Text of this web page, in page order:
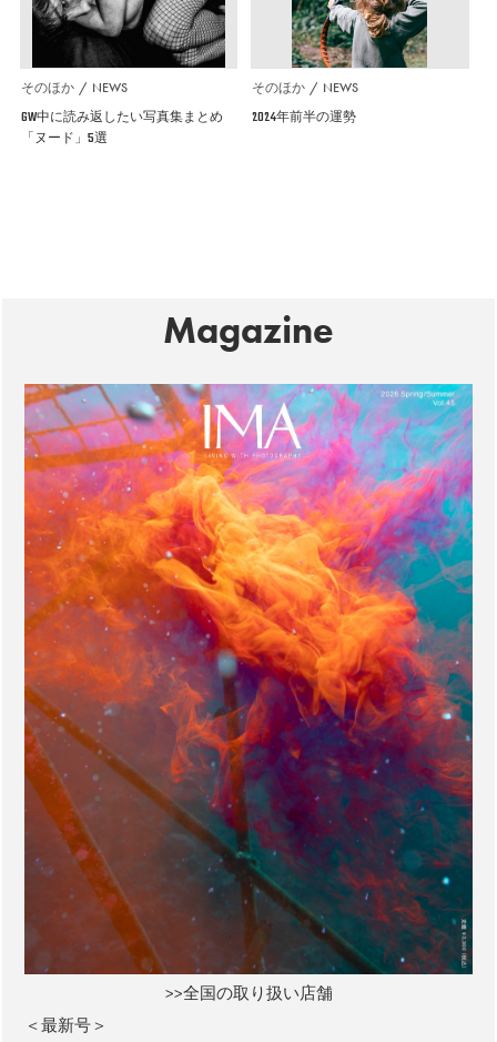
そのほか NEWS
GW中に読み返したい写真集まとめ
「ヌード」5選
そのほか NEWS
2024年前半の運勢
Magazine
>>全国の取り扱い店舗
＜最新号＞